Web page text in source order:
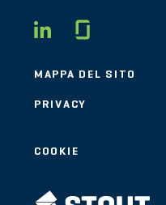
LINKEDIN
MAPPA DEL SITO
PRIVACY
COOKIE
STOUT LOGO